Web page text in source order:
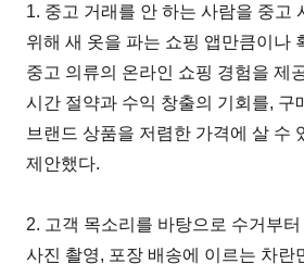
1. 중고 거래를 안 하는 사람을 중고
위해 새 옷을 파는 쇼핑 앱만큼이나
중고 의류의 온라인 쇼핑 경험을 제
시간 절약과 수익 창출의 기회를, 구
브랜드 상품을 저렴한 가격에 살 수
제안했다.
2. 고객 목소리를 바탕으로 수거부
사진 촬영, 포장 배송에 이르는 차란